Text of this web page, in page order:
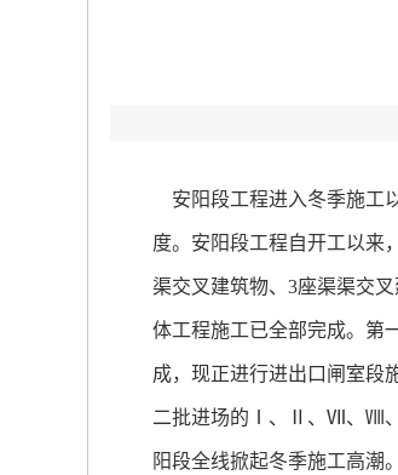
安阳段工程进入冬季施工
度。安阳段工程自开工以来
渠交叉建筑物、3座渠渠交
体工程施工已全部完成。第
成，现正进行进出口闸室段
二批进场的Ⅰ、Ⅱ、Ⅶ、Ⅷ、Ⅸ
阳段全线掀起冬季施工高潮。